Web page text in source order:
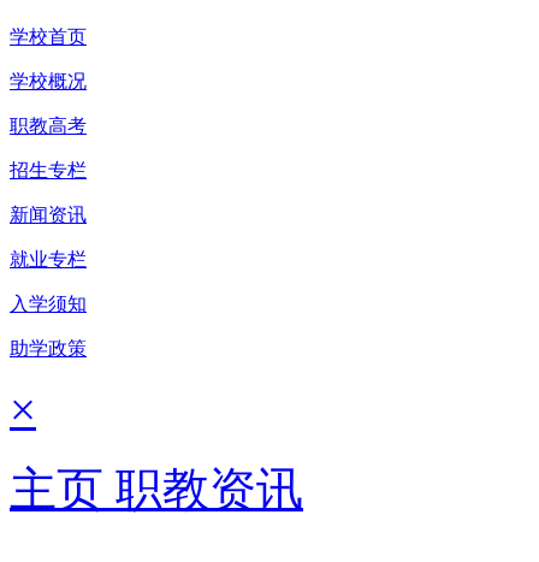
学校首页
学校概况
职教高考
招生专栏
新闻资讯
就业专栏
入学须知
助学政策
×
主页 职教资讯